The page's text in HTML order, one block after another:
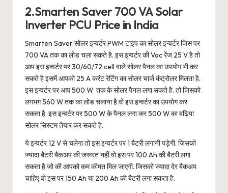
2.Smarten Saver 700 VA Solar
Inverter PCU Price in India
Smarten Saver सोलर इन्वर्टर PWM टाइप का सोलर इन्वर्टर जिस पर
700 VA तक का लोड चला सकते है. इस इन्वर्टर की Voc रेंज 25 V है तो
आप इस इन्वर्टर पर 30/60/72 cell वाले सोलर पैनल का उपयोग भी कर
सकते है इसमें आपको 25 A करंट रेटिंग का सोलर चार्ज कंट्रोलर मिलता है.
इस इन्वर्टर पर आप 500 W तक के सोलर पैनल लगा सकते है. तो जिसको
लगभग 560 W तक का लोड चलाना है वो इस इन्वर्टर का उपयोग कर
सकता है. इस इन्वर्टर पर 500 W के पैनल लगा कर 500 W का बढ़िया
सोलर सिस्टम तैयार कर सकते है.
ये इन्वर्टर 12 V से चलेगा तो इस इन्वर्टर पर 1 बैटरी लगानी पड़ेगी. जिसको
ज्यादा बैटरी बैकअप की जरूरत नहीं वो इस पर 100 Ah की बैटरी लगा
सकता है जो की आपको कम कीमत मिल जाएगी. जिसको ज्यादा देर बैकअप
चाहिए वो इस पर 150 Ah या 200 Ah की बैटरी लगा सकता है.